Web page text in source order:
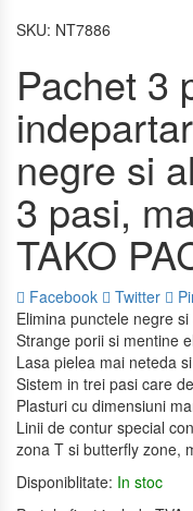
SKU: NT7886
Pachet 3
negre si
3 pasi,
TAKO
Facebook Twitter
Elimina punctele negre
Strange porii si mentine
Lasa pielea mai neteda
Sistem in trei pasi care
Plasturi cu dimensiuni
Linii de contur special
zona T si butterfly zone,
Disponiblitate: In stoc